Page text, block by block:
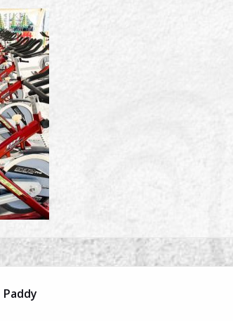
Paddy